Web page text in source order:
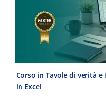
Corso in Tavole di verità
in Excel